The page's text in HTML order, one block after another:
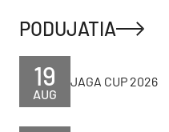
PODUJATIA
AUG
19 JAGA CUP 2026